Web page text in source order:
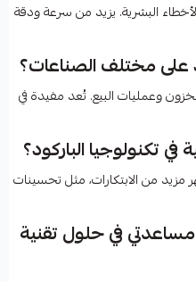
البشرية. يزيد من سرعة ودقة
على مختلف الصناعات؟
وعمليات البيع. تُعد مفيدة في
تكنولوجيا الباركود؟
مزيد من الابتكارات، مثل تحسينات
في حلول تقنية